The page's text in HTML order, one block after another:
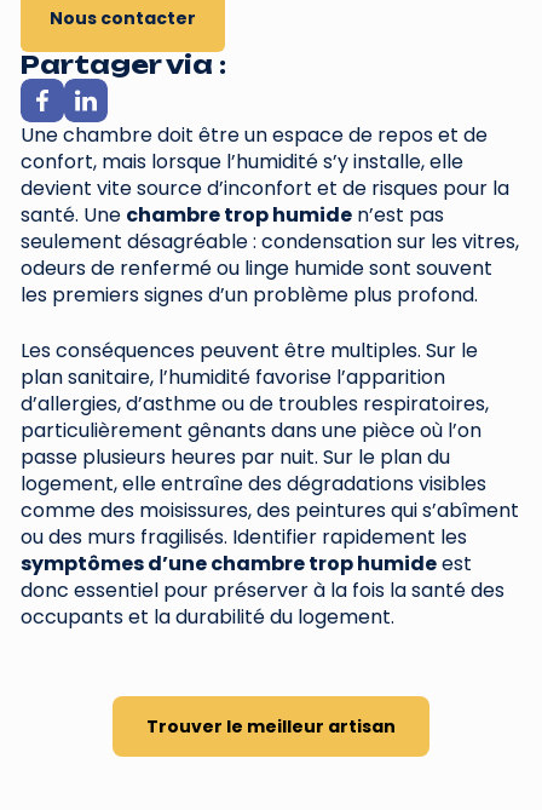
Nous contacter
Partager via :
Une chambre doit être un espace de repos et de
confort, mais lorsque l’humidité s’y installe, elle
devient vite source d’inconfort et de risques pour la
santé. Une chambre trop humide n’est pas
seulement désagréable : condensation sur les vitres,
odeurs de renfermé ou linge humide sont souvent
les premiers signes d’un problème plus profond.
Les conséquences peuvent être multiples. Sur le
plan sanitaire, l’humidité favorise l’apparition
d’allergies, d’asthme ou de troubles respiratoires,
particulièrement gênants dans une pièce où l’on
passe plusieurs heures par nuit. Sur le plan du
logement, elle entraîne des dégradations visibles
comme des moisissures, des peintures qui s’abîment
ou des murs fragilisés. Identifier rapidement les
symptômes d’une chambre trop humideest
donc essentiel pour préserver à la fois la santé des
occupants et la durabilité du logement.
Trouver le meilleur artisan